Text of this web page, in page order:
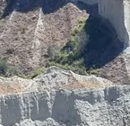
Suárez-
Hvordan